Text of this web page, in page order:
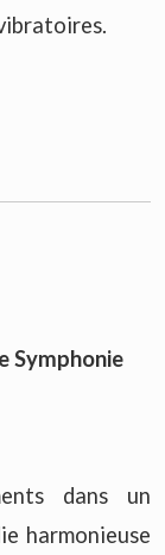
Symphonie
dans un
harmonieuse